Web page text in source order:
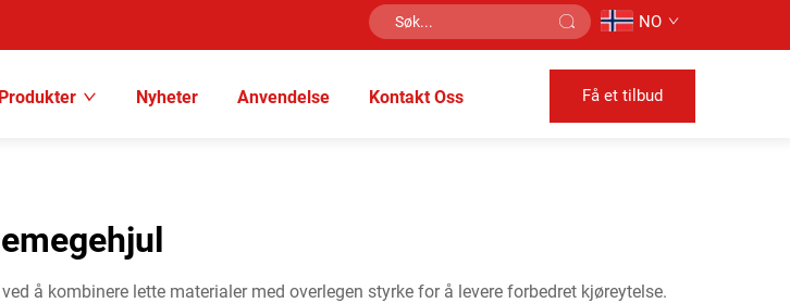
NO
Produkter Nyheter Anvendelse Kontakt Oss Få et tilbud
å kombinere lette materialer med overlegen styrke for å levere forbedret kjøreytelse.